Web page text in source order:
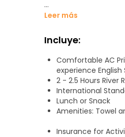
Paseos en quad por
potentes vehículos
senderos selváticos,
Conquiste los
Para los que buscan
Ayung, el más largo
principiantes como
Leer más
Incluye:
Comfortable AC
experience English
2 - 2.5 Hours River
International
Lunch or Snack
Amenities: Towel
Insurance for